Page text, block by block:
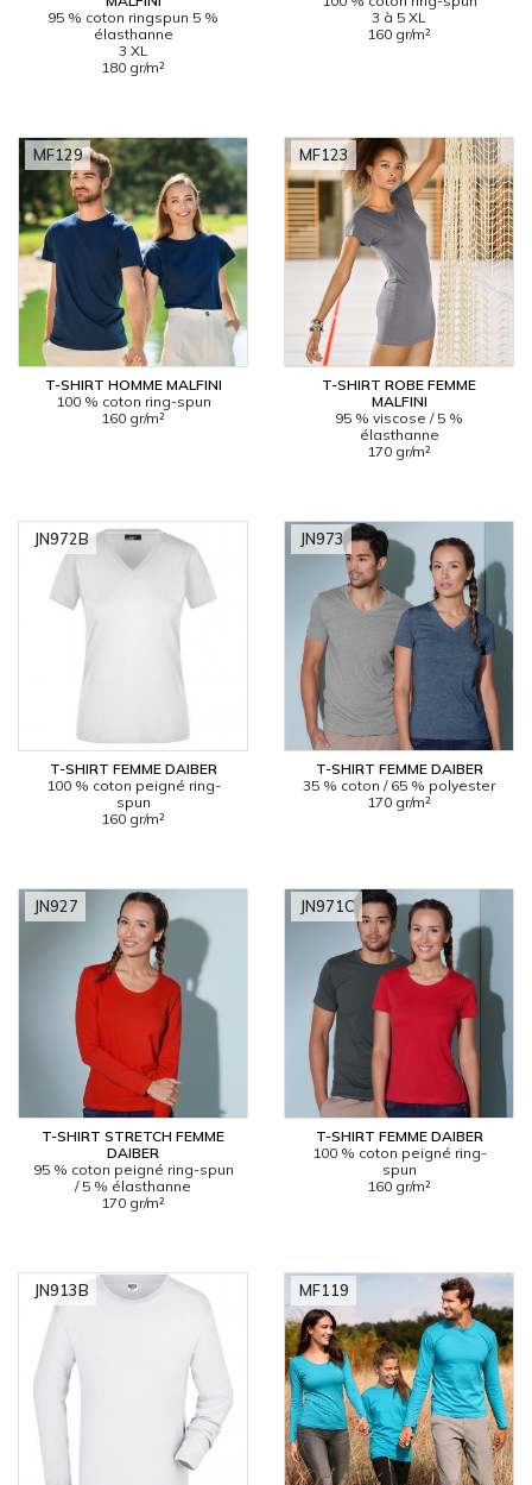
95 % coton ringspun 5 %
élasthanne
3 XL
180 gr/m²
3 à 5 XL
160 gr/m²
T-SHIRT HOMME MALFINI
100 % coton ring-spun
160 gr/m²
MF129
T-SHIRT ROBE FEMME
MALFINI
95 % viscose / 5 %
élasthanne
170 gr/m²
MF123
T-SHIRT FEMME DAIBER
100 % coton peigné ring-
spun
160 gr/m²
JN972B
T-SHIRT FEMME DAIBER
35 % coton / 65 % polyester
170 gr/m²
JN973
T-SHIRT STRETCH FEMME
DAIBER
95 % coton peigné ring-spun
/ 5 % élasthanne
170 gr/m²
JN927
T-SHIRT FEMME DAIBER
100 % coton peigné ring-
spun
160 gr/m²
JN971C
JN913B MF119